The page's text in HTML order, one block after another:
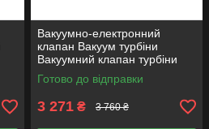
Вакуумно-електронний
клапан Вакуум турбіни
Вакуумний клапан турбіни
Актуатор ТУРБІН GT12
712290-0001
Готово до відправки
3 271 ₴ 3 760 ₴